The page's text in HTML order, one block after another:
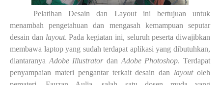
Pelatihan Desain dan Layout ini bertujuan untuk
menambah pengetahuan dan mengasah kemampuan seputar
desain dan layout. Pada kegiatan ini, seluruh peserta diwajibkan
membawa laptop yang sudah terdapat aplikasi yang dibutuhkan,
diantaranya Adobe Illustratordan Adobe Photoshop. Terdapat
penyampaian materi pengantar terkait desain dan layoutoleh